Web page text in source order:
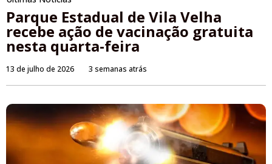
Parque Estadual de Vila Velha
recebe ação de vacinação gratuita
nesta quarta-feira
13 de julho de 2026 3 semanas atrás